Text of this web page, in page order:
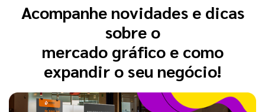
Acompanhe novidades e dicas
sobre o
mercado gráfico e como
expandir o seu negócio!